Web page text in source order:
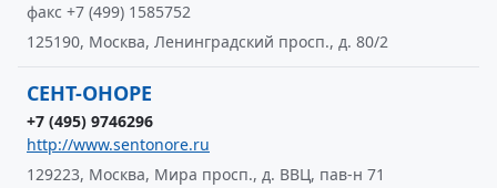
факс +7 (499) 1585752
125190, Москва, Ленинградский просп., д. 80/2
СЕНТ-ОНОРЕ
+7 (495) 9746296
http://www.sentonore.ru
129223, Москва, Мира просп., д. ВВЦ, пав-н 71